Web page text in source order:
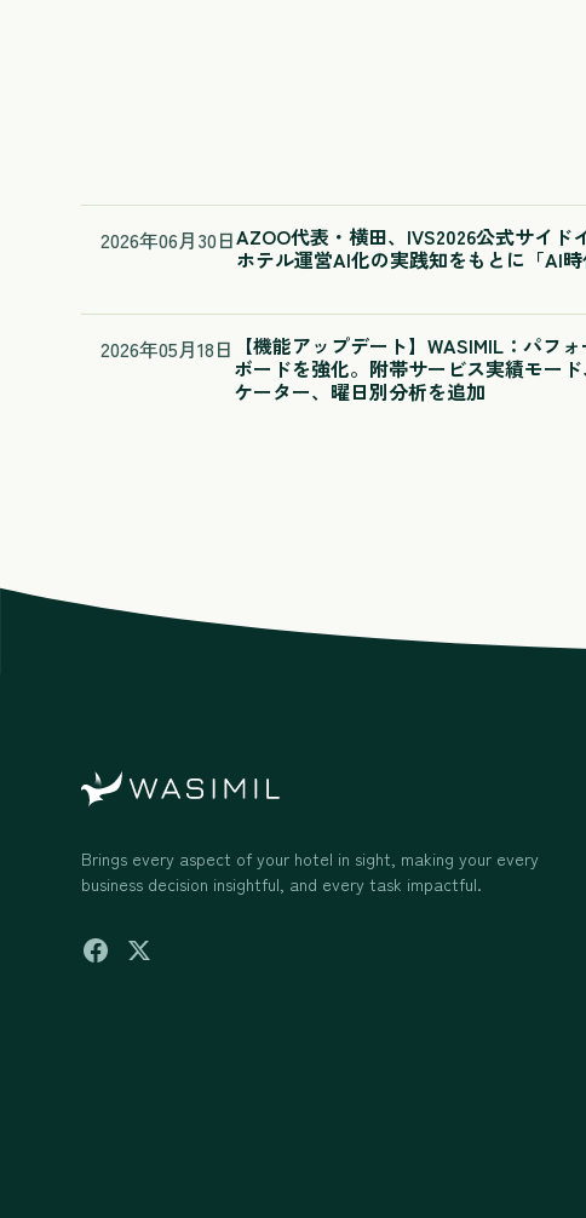
2026年06月30日AZOO代表・横田、IVS2026公式サイ
ホテル運営AI化の実践知をもとに「AI
2026年05月18日 【機能アップデート】WASIMIL：パフ
ボードを強化。附帯サービス実績モー
ケーター、曜日別分析を追加
Brings every aspect of your hotel in sight, making your every
business decision insightful, and every task impactful.